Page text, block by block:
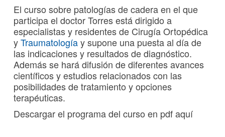
El curso sobre patologías de cadera en el que
participa el doctor Torres está dirigido a
especialistas y residentes de Cirugía Ortopédica
yTraumatologíay supone una puesta al día de
las indicaciones y resultados de diagnóstico.
Además se hará difusión de diferentes avances
científicos y estudios relacionados con las
posibilidades de tratamiento y opciones
terapéuticas.
Descargar el programa del curso en pdf aquí